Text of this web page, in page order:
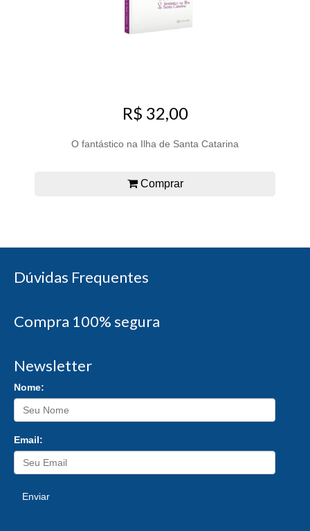
R$ 32,00
O fantástico na Ilha de Santa Catarina
Comprar
Dúvidas Frequentes
Compra 100% segura
Newsletter
Nome:
Email:
Enviar